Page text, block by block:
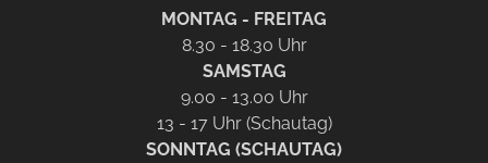
MONTAG - FREITAG
8.30 - 18.30 Uhr
SAMSTAG
9.00 - 13.00 Uhr
13 - 17 Uhr (Schautag)
SONNTAG (SCHAUTAG)